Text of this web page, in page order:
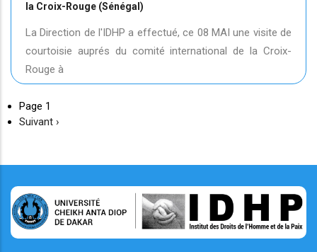
la Croix-Rouge (Sénégal)
La Direction de l'IDHP a effectué, ce 08 MAI une visite de
courtoisie auprés du comité international de la Croix-
Rouge à
Page 1
Page
Suivant ›